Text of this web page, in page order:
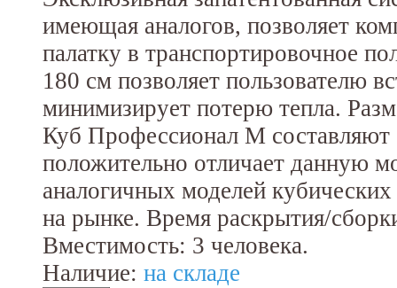
имеющая аналогов, позволяет
палатку в транспортировочное
180 см позволяет пользователю
минимизирует потерю тепла.
Куб Профессионал М составляют
положительно отличает данную
аналогичных моделей
на рынке. Время раскрытия/
Вместимость: 3 человека.
Наличие: на складе